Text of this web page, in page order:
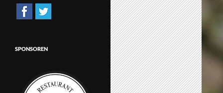
SPONSOREN